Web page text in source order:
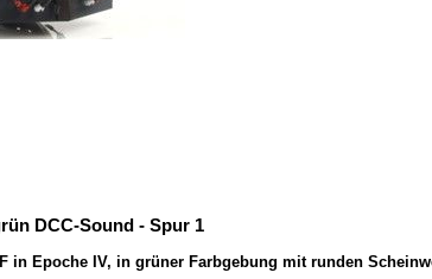
DCC-Sound - Spur 1
in Epoche IV, in grüner Farbgebung mit runden